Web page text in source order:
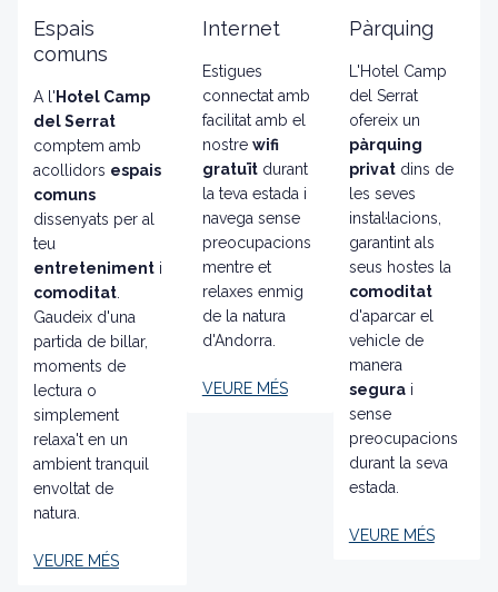
Espais
comuns
A l' Hotel Camp
del Serrat
comptem amb
acollidors espais
comuns
dissenyats per al
teu
entreteniment i
comoditat
Gaudeix d'una
partida de billar,
moments de
lectura o
simplement
relaxa't en un
ambient tranquil
envoltat de
natura.
VEURE MÉS
Internet
Estigues
connectat amb
facilitat amb el
nostre wifi
gratuït durant
la teva estada i
navega sense
preocupacions
mentre et
relaxes enmig
de la natura
d'Andorra.
VEURE MÉS
Pàrquing
L'Hotel Camp
del Serrat
ofereix un
pàrquing
privatdins de
les seves
instal·lacions,
garantint als
seus hostes la
comoditat
d'aparcar el
vehicle de
manera
segurai
sense
preocupacions
durant la seva
estada.
VEURE MÉS